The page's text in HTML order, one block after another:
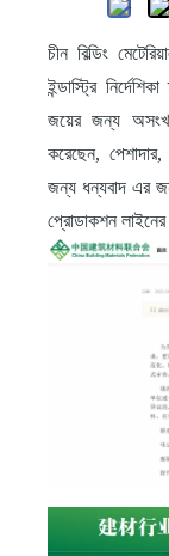
চীন বিল্ডিং
ইন্ডাস্ট্রি
জয়ের জন্য
করেছেন, পেশাদার,
জন্য ধন্যবাদ এর
প্রোডাকশন